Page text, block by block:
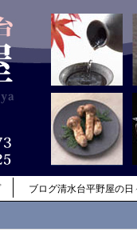
ブログ清水台平野屋の日